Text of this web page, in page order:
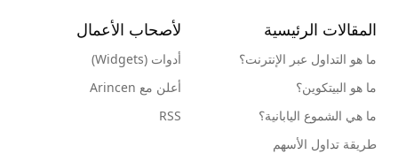
المقالات الرئيسية
ما هو التداول عبر الإنترنت؟
ما هو البيتكوين؟
ما هي الشموع اليابانية؟
طريقة تداول الأسهم
لأصحاب الأعمال
أدوات (Widgets)
أعلن مع Arincen
RSS